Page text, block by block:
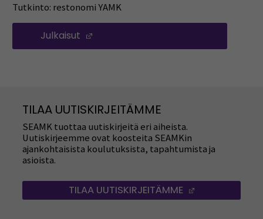
Tutkinto: restonomi YAMK
Julkaisut
TILAA UUTISKIRJEITÄMME
SEAMK tuottaa uutiskirjeitä eri aiheista.
Uutiskirjeemme ovat koosteita SEAMKin
ajankohtaisista koulutuksista, tapahtumista ja
asioista.
TILAA UUTISKIRJEITÄMME